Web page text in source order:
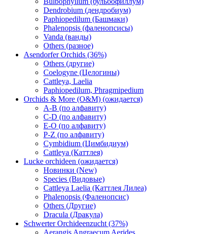
Dendrobium (дендробиум)
Paphiopedilum (Башмаки)
Phalenopsis (фаленопсисы)
Vanda (ванды)
Others (разное)
Asendorfer Orchids (36%)
Others (другие)
Coelogyne (Целогины)
Cattleya, Laelia
Paphiopedilum, Phragmipedium
Orchids & More (O&M) (ожидается)
A-B (по алфавиту)
C-D (по алфавиту)
E-O (по алфавиту)
P-Z (по алфавиту)
Cymbidium (Цимбидиум)
Cattleya (Каттлея)
Lucke orchideen (ожидается)
Новинки (New)
Species (Видовые)
Cattleya Laelia (Каттлея Лилеа)
Phalenopsis (Фаленопсис)
Others (Другие)
Dracula (Дракула)
Schwerter Orchideenzucht (37%)
Aerangis Angraecum Aerides